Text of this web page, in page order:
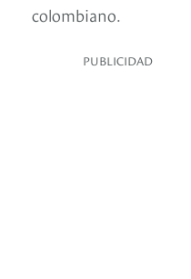
colombiano.
PUBLICIDAD